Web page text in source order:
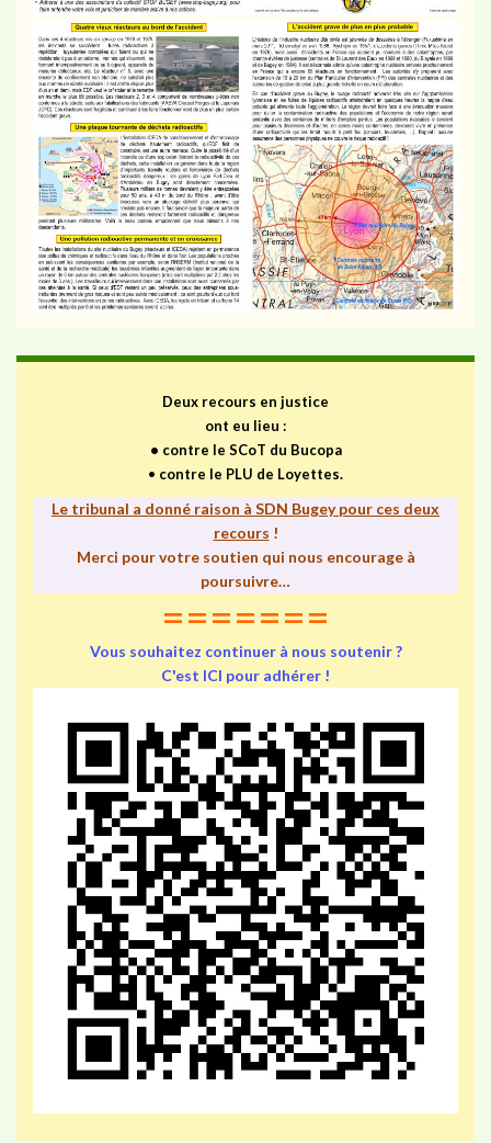
Deux recours en justice
ont eu lieu :
• contre le SCoT du Bucopa
• contre le PLU de Loyettes.
Le tribunal a donné raison à SDN Bugey pour ces deux
recours !
Merci pour votre soutien qui nous encourage à
poursuivre…
=======
Vous souhaitez continuer à nous soutenir ?
C'est ICI pour adhérer !